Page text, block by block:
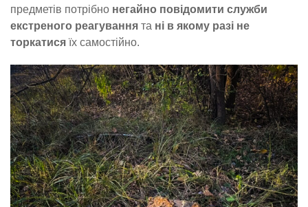
предметів потрібно негайно повідомити служби
екстреного реагування та ні в якому разі не
торкатися їх самостійно.